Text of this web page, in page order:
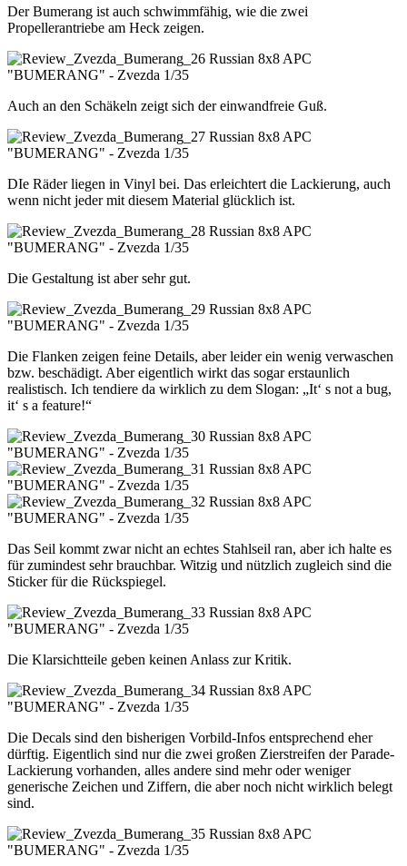
Der Bumerang ist auch schwimmfähig, wie die zwei
Propellerantriebe am Heck zeigen.
Auch an den Schäkeln zeigt sich der einwandfreie Guß.
DIe Räder liegen in Vinyl bei. Das erleichtert die Lackierung, auch
wenn nicht jeder mit diesem Material glücklich ist.
Die Gestaltung ist aber sehr gut.
Die Flanken zeigen feine Details, aber leider ein wenig verwaschen
bzw. beschädigt. Aber eigentlich wirkt das sogar erstaunlich
realistisch. Ich tendiere da wirklich zu dem Slogan: „It‘ s not a bug,
it‘ s a feature!“
Das Seil kommt zwar nicht an echtes Stahlseil ran, aber ich halte es
für zumindest sehr brauchbar. Witzig und nützlich zugleich sind die
Sticker für die Rückspiegel.
Die Klarsichtteile geben keinen Anlass zur Kritik.
Die Decals sind den bisherigen Vorbild-Infos entsprechend eher
dürftig. Eigentlich sind nur die zwei großen Zierstreifen der Parade-
Lackierung vorhanden, alles andere sind mehr oder weniger
generische Zeichen und Ziffern, die aber noch nicht wirklich belegt
sind.